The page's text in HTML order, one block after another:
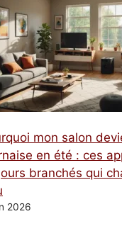
mon salon
en été : ces
branchés qui
2026